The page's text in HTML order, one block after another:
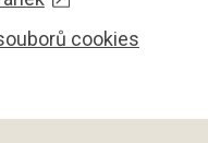
cookies